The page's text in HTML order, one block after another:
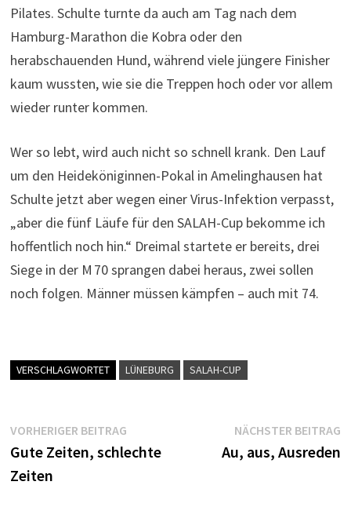
Pilates. Schulte turnte da auch am Tag nach dem
Hamburg-Marathon die Kobra oder den
herabschauenden Hund, während viele jüngere Finisher
kaum wussten, wie sie die Treppen hoch oder vor allem
wieder runter kommen.
Wer so lebt, wird auch nicht so schnell krank. Den Lauf
um den Heideköniginnen-Pokal in Amelinghausen hat
Schulte jetzt aber wegen einer Virus-Infektion verpasst,
„aber die fünf Läufe für den SALAH-Cup bekomme ich
hoffentlich noch hin.“ Dreimal startete er bereits, drei
Siege in der M 70 sprangen dabei heraus, zwei sollen
noch folgen. Männer müssen kämpfen – auch mit 74.
VERSCHLAGWORTET LÜNEBURG SALAH-CUP
Beitragsnavigation
VORHERIGER BEITRAGVorheriger
Beitrag:
Gute Zeiten, schlechte
Zeiten
NÄCHSTER BEITRAG
Au, aus, Ausreden